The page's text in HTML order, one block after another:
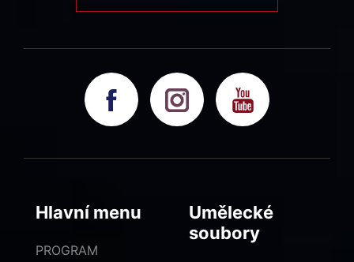
Hlavní menu
PROGRAM
Umělecké
soubory